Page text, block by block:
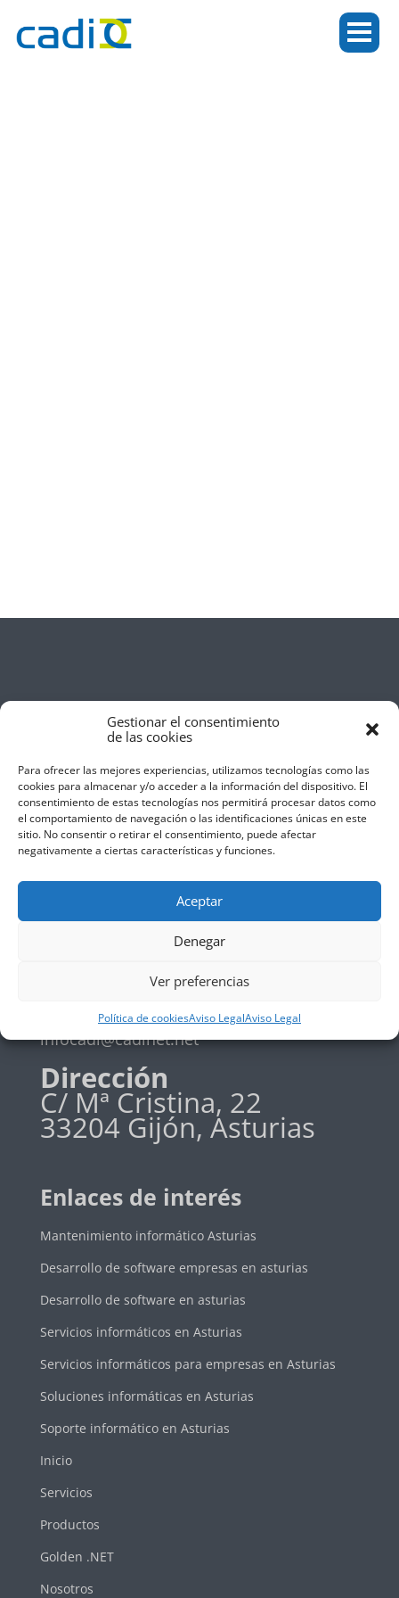
Gestionar el consentimiento
de las cookies
Para ofrecer las mejores experiencias, utilizamos tecnologías como las
cookies para almacenar y/o acceder a la información del dispositivo. El
consentimiento de estas tecnologías nos permitirá procesar datos como
el comportamiento de navegación o las identificaciones únicas en este
sitio. No consentir o retirar el consentimiento, puede afectar
negativamente a ciertas características y funciones.
Aceptar
Denegar
Ver preferencias
Política de cookiesAviso LegalAviso Legal
Aviso Legal
Política de privadidad
Política de cookies
Email
infocadi@cadinet.net
Dirección
C/ Mª Cristina, 22
33204 Gijón, Asturias
Enlaces de interés
Mantenimiento informático Asturias
Desarrollo de software empresas en asturias
Desarrollo de software en asturias
Servicios informáticos en Asturias
Servicios informáticos para empresas en Asturias
Soluciones informáticas en Asturias
Soporte informático en Asturias
Inicio
Servicios
Productos
Golden .NET
Nosotros